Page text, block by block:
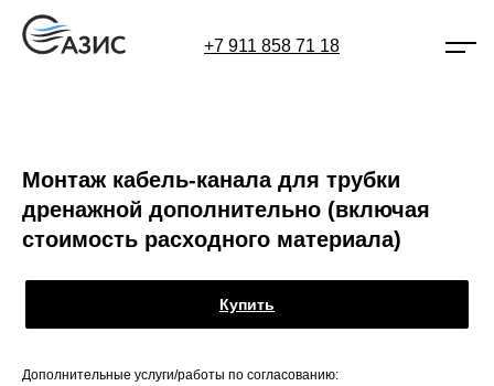
+7 911 858 71 18
Монтаж кабель-канала для трубки
дренажной дополнительно (включая
стоимость расходного материала)
Купить
Дополнительные услуги/работы по согласованию: